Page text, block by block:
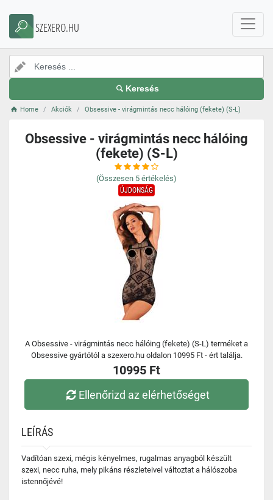
SZEXERO.HU
Keresés
Home Akciók Obsessive - virágmintás necc hálóing (fekete) (S-L)
Obsessive - virágmintás necc hálóing
(fekete) (S-L)
(Összesen 5 értékelés)
ÚJDONSÁG
A Obsessive - virágmintás necc hálóing (fekete) (S-L) terméket a
Obsessive gyártótól a szexero.hu oldalon 10995 Ft - ért találja.
10995 Ft
Ellenőrizd az elérhetőséget
LEÍRÁS
Vadítóan szexi, mégis kényelmes, rugalmas anyagból készült
szexi, necc ruha, mely pikáns részleteivel változtat a hálószoba
istennőjévé!